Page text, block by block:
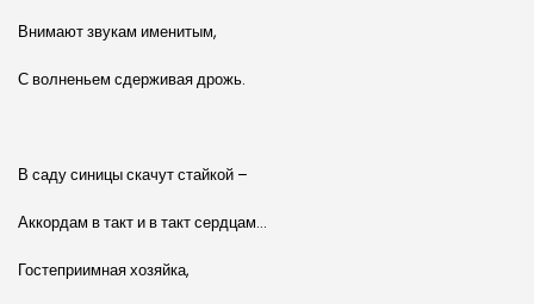
Внимают звукам именитым,
С волненьем сдерживая дрожь.
В саду синицы скачут стайкой –
Аккордам в такт и в такт сердцам…
Гостеприимная хозяйка,